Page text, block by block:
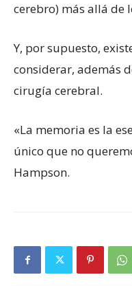
cerebro) más allá de
Y, por supuesto,
considerar, además
cirugía cerebral.
«La memoria es la
único que no
Hampson.